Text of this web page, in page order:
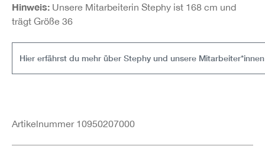
Hinweis: Unsere Mitarbeiterin Stephy ist 168 cm und
trägt Größe 36
Hier erfährst du mehr über Stephy und unsere
Artikelnummer 10950207000